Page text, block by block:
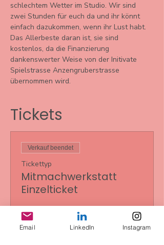
schlechtem Wetter im Studio. Wir sind
zwei Stunden für euch da und ihr könnt
einfach dazukommen, wenn ihr Lust habt.
Das Allerbeste daran ist, sie sind
kostenlos, da die Finanzierung
dankenswerter Weise von der Initivate
Spielstrasse Anzengruberstrasse
übernommen wird.
Tickets
Verkauf beendet
Tickettyp
Mitmachwerkstatt
Einzelticket
Preis
0,00 €
Email LinkedIn Instagram